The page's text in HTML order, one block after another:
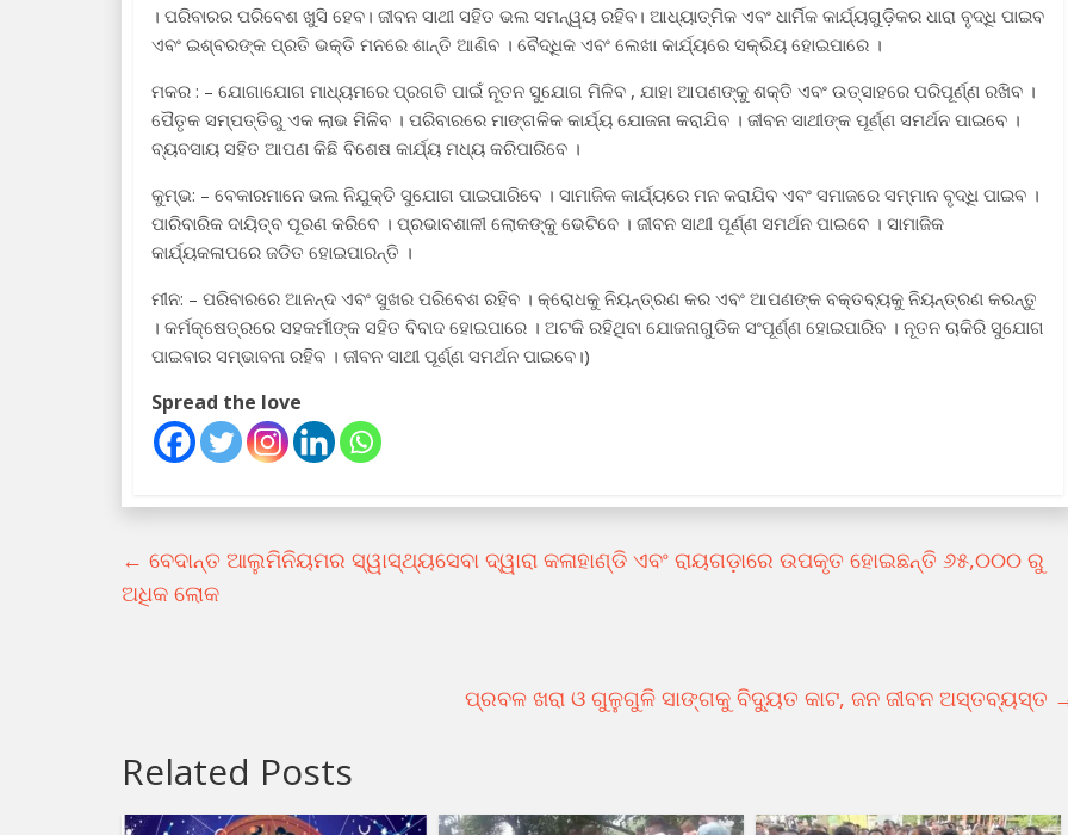
। ପରିବାରର ପରିବେଶ ଖୁସି ହେବ। ଜୀବନ ସାଥୀ ସହିତ ଭଲ ସମନ୍ୱୟ ରହିବ। ଆଧ୍ୟାତ୍ମିକ ଏବଂ ଧାର୍ମିକ କାର୍ଯ୍ୟଗୁଡ଼ିକର ଧାରା ବୃଦ୍ଧି ପାଇବ
ଏବଂ ଇଶ୍ବରଙ୍କ ପ୍ରତି ଭକ୍ତି ମନରେ ଶାନ୍ତି ଆଣିବ । ବୈଦ୍ଧିକ ଏବଂ ଲେଖା କାର୍ଯ୍ୟରେ ସକ୍ରିୟ ହୋଇପାରେ ।
ମକର : – ଯୋଗାଯୋଗ ମାଧ୍ୟମରେ ପ୍ରଗତି ପାଇଁ ନୂତନ ସୁଯୋଗ ମିଳିବ , ଯାହା ଆପଣଙ୍କୁ ଶକ୍ତି ଏବଂ ଉତ୍ସାହରେ ପରିପୂର୍ଣ୍ଣ ରଖିବ ।
ପୈତୃକ ସମ୍ପତ୍ତିରୁ ଏକ ଲାଭ ମିଳିବ । ପରିବାରରେ ମାଙ୍ଗଳିକ କାର୍ଯ୍ୟ ଯୋଜନା କରାଯିବ । ଜୀବନ ସାଥୀଙ୍କ ପୂର୍ଣ୍ଣ ସମର୍ଥନ ପାଇବେ ।
ବ୍ୟବସାୟ ସହିତ ଆପଣ କିଛି ବିଶେଷ କାର୍ଯ୍ୟ ମଧ୍ୟ କରିପାରିବେ ।
କୁମ୍ଭ: – ବେକାରମାନେ ଭଲ ନିଯୁକ୍ତି ସୁଯୋଗ ପାଇପାରିବେ । ସାମାଜିକ କାର୍ଯ୍ୟରେ ମନ କରାଯିବ ଏବଂ ସମାଜରେ ସମ୍ମାନ ବୃଦ୍ଧି ପାଇବ ।
ପାରିବାରିକ ଦାୟିତ୍ବ ପୂରଣ କରିବେ । ପ୍ରଭାବଶାଳୀ ଲୋକଙ୍କୁ ଭେଟିବେ । ଜୀବନ ସାଥୀ ପୂର୍ଣ୍ଣ ସମର୍ଥନ ପାଇବେ । ସାମାଜିକ
କାର୍ଯ୍ୟକଳାପରେ ଜଡିତ ହୋଇପାରନ୍ତି ।
ମୀନ: – ପରିବାରରେ ଆନନ୍ଦ ଏବଂ ସୁଖର ପରିବେଶ ରହିବ । କ୍ରୋଧକୁ ନିୟନ୍ତ୍ରଣ କର ଏବଂ ଆପଣଙ୍କ ବକ୍ତବ୍ୟକୁ ନିୟନ୍ତ୍ରଣ କରନ୍ତୁ
। କର୍ମକ୍ଷେତ୍ରରେ ସହକର୍ମୀଙ୍କ ସହିତ ବିବାଦ ହୋଇପାରେ । ଅଟକି ରହିଥିବା ଯୋଜନାଗୁଡିକ ସଂପୂର୍ଣ୍ଣ ହୋଇପାରିବ । ନୂତନ ଚାକିରି ସୁଯୋଗ
ପାଇବାର ସମ୍ଭାବନା ରହିବ । ଜୀବନ ସାଥୀ ପୂର୍ଣ୍ଣ ସମର୍ଥନ ପାଇବେ।)
Spread the love
← ବେଦାନ୍ତ ଆଲୁମିନିୟମର ସ୍ୱାସ୍ଥ୍ୟସେବା ଦ୍ୱାରା କଳାହାଣ୍ଡି ଏବଂ ରାୟଗଡ଼ାରେ ଉପକୃତ ହୋଇଛନ୍ତି ୬୫,୦୦୦ ରୁ
ଅଧିକ ଲୋକ
ପ୍ରବଳ ଖରା ଓ ଗୁଳୁଗୁଳି ସାଙ୍ଗକୁ ବିଦ୍ୟୁତ କାଟ, ଜନ ଜୀବନ ଅସ୍ତବ୍ୟସ୍ତ
Related Posts